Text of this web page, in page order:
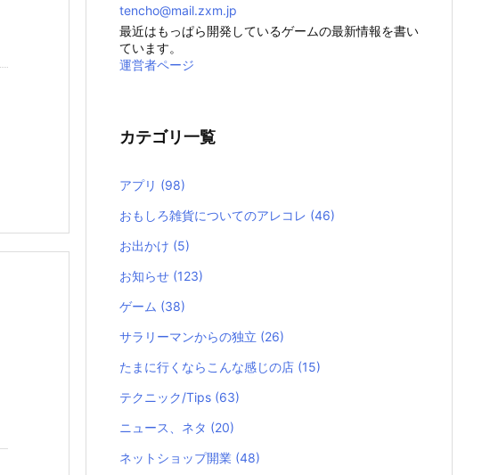
tencho@mail.zxm.jp
最近はもっぱら開発しているゲームの最新情報を書い
ています。
運営者ページ
カテゴリ一覧
アプリ (98)
おもしろ雑貨についてのアレコレ (46)
お出かけ (5)
お知らせ (123)
ゲーム (38)
サラリーマンからの独立 (26)
たまに行くならこんな感じの店 (15)
テクニック/Tips (63)
ニュース、ネタ (20)
ネットショップ開業 (48)